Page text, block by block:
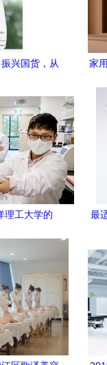
兴国货，从
家
理工大学的
最